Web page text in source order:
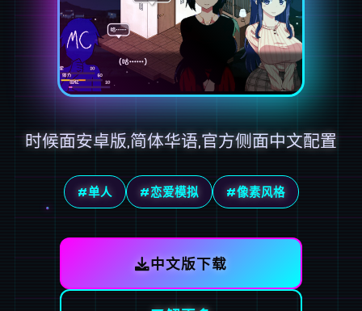
时候面安卓版,简体华语,官方侧面中文配置
#单人 #恋爱模拟 #像素风格
中文版下载